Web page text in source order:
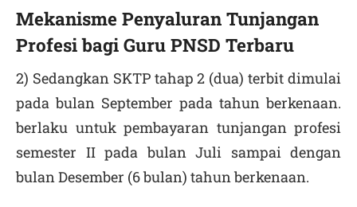
Mekanisme Penyaluran Tunjangan
Profesi bagi Guru PNSD Terbaru
2) Sedangkan SKTP tahap 2 (dua) terbit dimulai
pada bulan September pada tahun berkenaan.
berlaku untuk pembayaran tunjangan profesi
semester II pada bulan Juli sampai dengan
bulan Desember (6 bulan) tahun berkenaan.